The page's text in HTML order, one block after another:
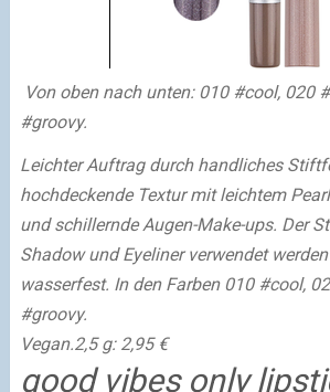
Von oben nach unten: 010 #cool, 020
#groovy.
Leichter Auftrag durch handliches
hochdeckende Textur mit leichtem
und schillernde Augen-Make-ups. Der
Shadow und Eyeliner verwendet
wasserfest. In den Farben 010 #cool,
#groovy.
Vegan.2,5 g: 2,95 €
good vibes only